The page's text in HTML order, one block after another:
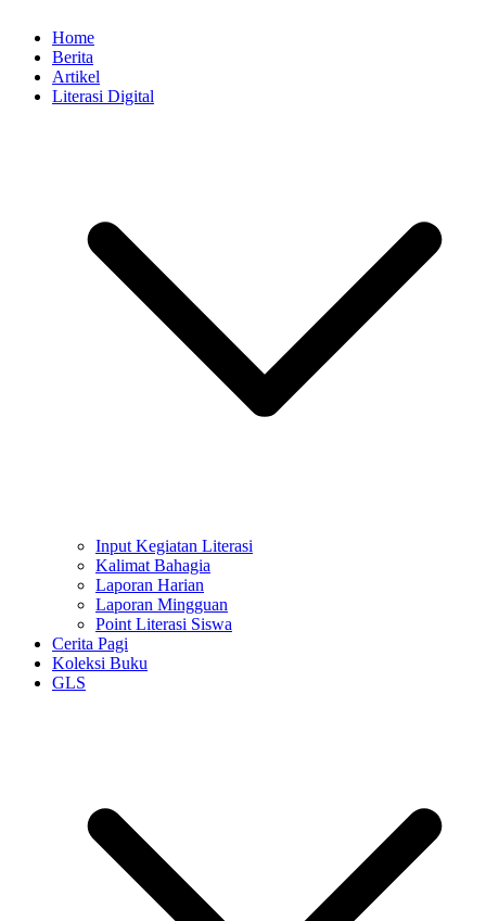
Home
Berita
Artikel
Literasi Digital
Input Kegiatan Literasi
Kalimat Bahagia
Laporan Harian
Laporan Mingguan
Point Literasi Siswa
Cerita Pagi
Koleksi Buku
GLS